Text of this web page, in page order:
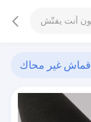
قماش غير محاك